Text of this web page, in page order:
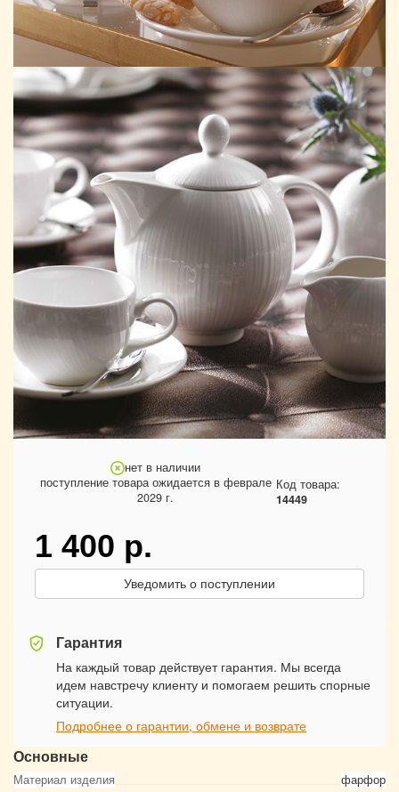
Основные
Материал изделия фарфор
нет в наличии
поступление товара ожидается в феврале
2029 г.
Код товара:
14449
1 400 р.
Уведомить о поступлении
Гарантия
На каждый товар действует гарантия. Мы всегда
идем навстречу клиенту и помогаем решить спорные
ситуации.
Подробнее о гарантии, обмене и возврате